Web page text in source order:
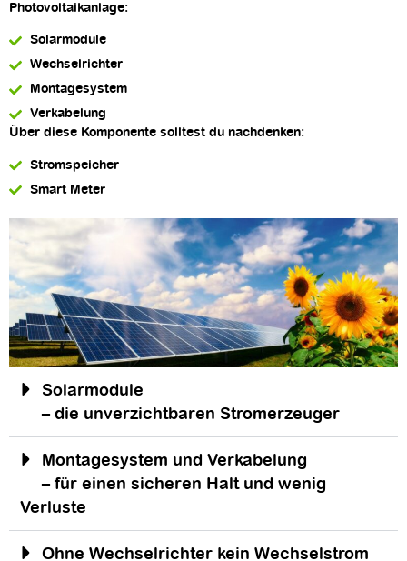
Photovoltaikanlage:
Solarmodule
Wechselrichter
Montagesystem
Verkabelung
Über diese Komponente solltest du nachdenken:
Stromspeicher
Smart Meter
Solarmodule
– die unverzichtbaren Stromerzeuger
Montagesystem und Verkabelung
– für einen sicheren Halt und wenig
Verluste
Ohne Wechselrichter kein Wechselstrom